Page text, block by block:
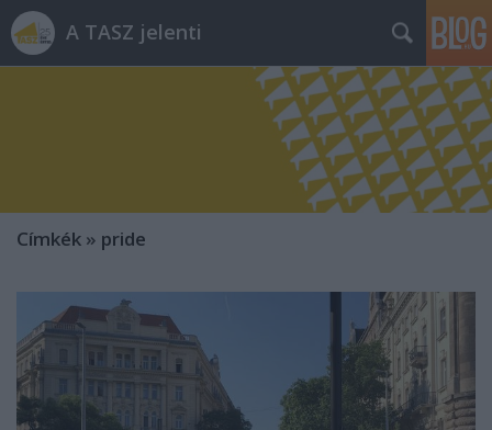
A TASZ jelenti
Címkék » pride